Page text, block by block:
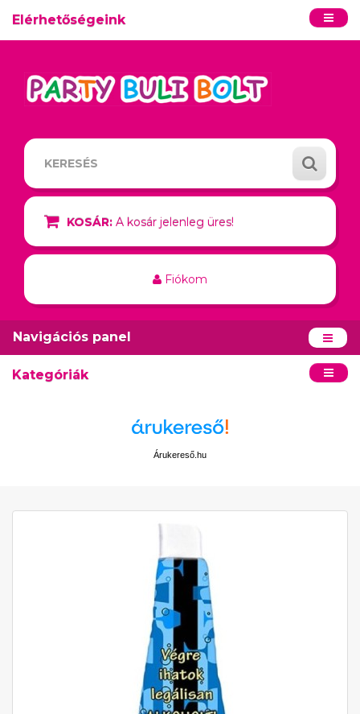
Elérhetőségeink
KOSÁR: A kosár jelenleg üres!
Fiókom
Navigációs panel
Kategóriák
Árukereső.hu